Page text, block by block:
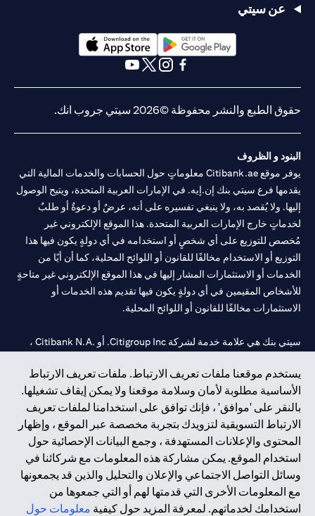
يستخدم موقعنا ملفات تعريف الارتباط. ملفات تعريف الارتباط
الأساسية مطلوبة لأمان وسلامة موقعنا ولا يمكن إيقاف تشغيلها.
بالنقر على 'موافق' ، فإنك توافق على استخدامنا لملفات تعريف
الارتباط التسويقية لتزويدك بتجربة مخصصة عبر الموقع ، وإظهار
المحتوى والإعلانات المستهدفة ، وجمع البيانات الإحصائية حول
استخدام الموقع. يمكن مشاركة هذه المعلومات مع شركائنا في
وسائل التواصل الاجتماعي والإعلان والتحليل والذين قد يجمعونها
مع المعلومات الأخرى التي قدمتها لهم أو التي جمعوها من
استخدامك لخدماتهم. لمعرفة المزيد حول كيفية معلومات حول
عن سيتي
(opens in a new tab)
حقوق الطبع والنشر محفوظة ©2026 سيتي جروب انك.
البنود و الظروف
يوفر موقع Citibank.ae معلوماتٍ حول الحسابات والخدمات المالية التي
يقدمها فرع سيتي بنك إن.إيه. في الإمارات العربية المتحدة، ويتيح الوصول
إليها. ولا يُقصد به، ولا ينبغي تفسيره على أنه، عرضٌ أو دعوةٌ أو طلبٌ
لخدماتٍ خارج الإمارات العربية المتحدة. هذا الموقع الإلكتروني غير
مُخصص للتوزيع على أي شخصٍ أو استخدامه في أي دولةٍ يكون فيها هذا
التوزيع أو الاستخدام مخالفًا للقانون أو اللوائح المحلية، كما أن أيًا من
الخدمات أو الاستثمارات المشار إليها في هذا الموقع الإلكتروني غير متاحةٍ
للأشخاص المقيمين في أي دولةٍ يكون فيها تقديم هذه الخدمات أو
الاستثمارات مخالفًا للقانون أو اللوائح المحلية.
سيتي بنك هي علامة خدمة لشركة Citigroup Inc. أو .Citibank N.A ،
سيتي بنك إن. إيه. الإمارات مسجل لدى مصرف الإمارات المركزي تحت
أرقام التراخيص 202563 لفرع الوصل في دبي، 531989 لفرع مول
الإمارات في دبي، وCN-1002019لفرع أبوظبي. هاتف: 4000 311 04.
فرع سيتي بنك إن إيه - الإمارات العربية المتحدة مرخص من مصرف
الإمارات العربية المتحدة المركزي كفرع لبنك أجنبي.
سيتي بنك إن إيه الإمارات العربية المتحدة مرخص من هيئة الأوراق المالية
والسلع في الإمارات العربية المتحدة ("SCA") للقيام بالنشاط المالي لـ أ)
الاستشارات المالية والتعريف والترويج بموجب ترخيص رقم